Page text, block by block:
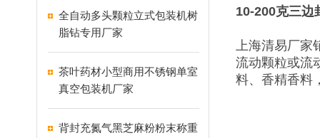
全自动多头颗粒立式包装机树
脂钻专用厂家
茶叶药材小型商用不锈钢单室
真空包装机厂家
背封充氮气黑芝麻粉粉末称重
10-200克三边
上海清易厂家
流动颗粒或流
料、香精香料